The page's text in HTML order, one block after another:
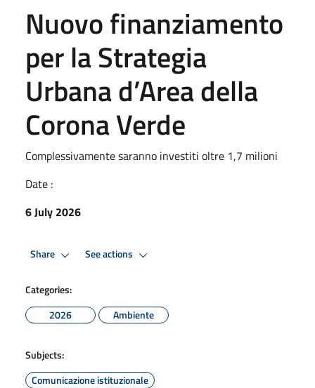
Nuovo finanziamento
per la Strategia
Urbana d’Area della
Corona Verde
Complessivamente saranno investiti oltre 1,7 milioni
Date :
6 July 2026
Share See actions
Categories:
2026
Ambiente
Subjects:
Comunicazione istituzionale